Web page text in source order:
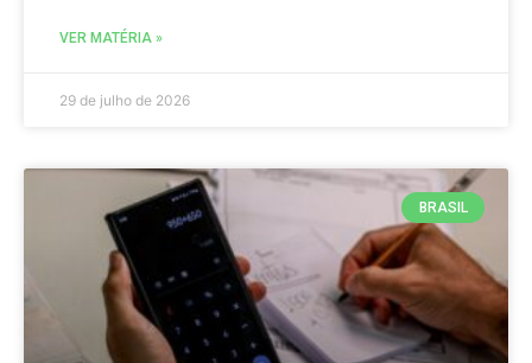
VER MATÉRIA »
29 de julho de 2026
BRASIL